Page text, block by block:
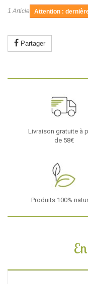
1 Article Attention :
Partager
Livraison gratuite à
de 58€
Produits 100%